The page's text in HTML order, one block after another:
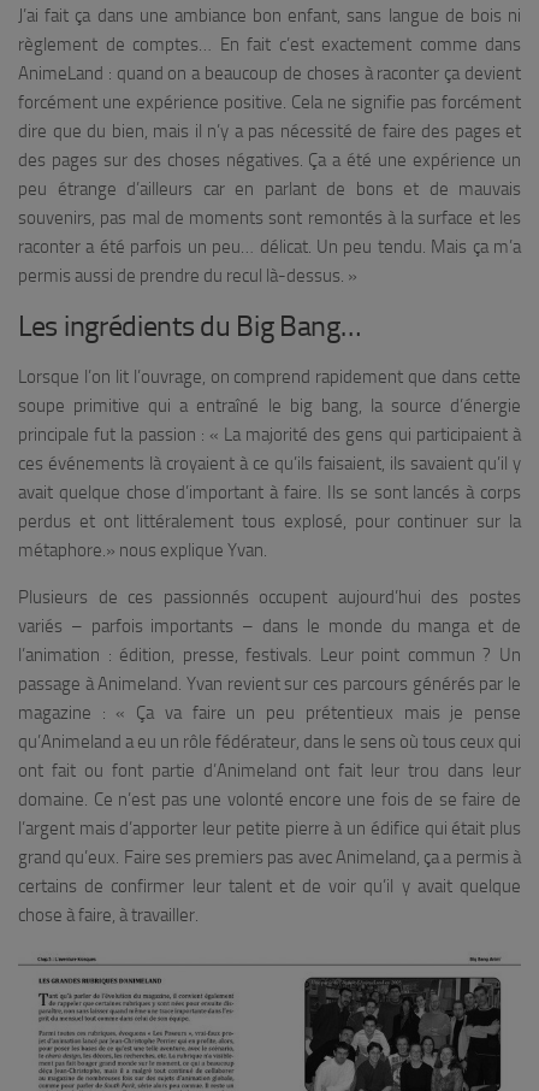
J’ai fait ça dans une ambiance bon enfant, sans langue de bois ni
règlement de comptes… En fait c’est exactement comme dans
AnimeLand : quand on a beaucoup de choses à raconter ça devient
forcément une expérience positive. Cela ne signifie pas forcément
dire que du bien, mais il n’y a pas nécessité de faire des pages et
des pages sur des choses négatives. Ça a été une expérience un
peu étrange d’ailleurs car en parlant de bons et de mauvais
souvenirs, pas mal de moments sont remontés à la surface et les
raconter a été parfois un peu… délicat. Un peu tendu. Mais ça m’a
permis aussi de prendre du recul là-dessus. »
Les ingrédients du Big Bang…
Lorsque l’on lit l’ouvrage, on comprend rapidement que dans cette
soupe primitive qui a entraîné le big bang, la source d’énergie
principale fut la passion : « La majorité des gens qui participaient à
ces événements là croyaient à ce qu’ils faisaient, ils savaient qu’il y
avait quelque chose d’important à faire. Ils se sont lancés à corps
perdus et ont littéralement tous explosé, pour continuer sur la
métaphore.» nous explique Yvan.
Plusieurs de ces passionnés occupent aujourd’hui des postes
variés – parfois importants – dans le monde du manga et de
l’animation : édition, presse, festivals. Leur point commun ? Un
passage à Animeland. Yvan revient sur ces parcours générés par le
magazine : « Ça va faire un peu prétentieux mais je pense
qu’Animeland a eu un rôle fédérateur, dans le sens où tous ceux qui
ont fait ou font partie d’Animeland ont fait leur trou dans leur
domaine. Ce n’est pas une volonté encore une fois de se faire de
l’argent mais d’apporter leur petite pierre à un édifice qui était plus
grand qu’eux. Faire ses premiers pas avec Animeland, ça a permis à
certains de confirmer leur talent et de voir qu’il y avait quelque
chose à faire, à travailler.